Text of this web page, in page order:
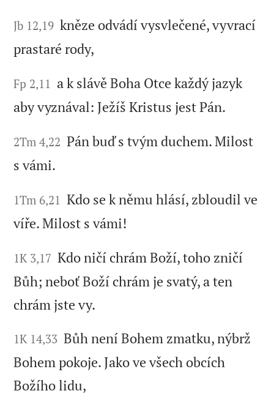
Jb 12,19 kněze odvádí vysvlečené, vyvrací
prastaré rody,
Fp 2,11 a k slávě Boha Otce každý jazyk
aby vyznával: Ježíš Kristus jest Pán.
2Tm 4,22 Pán buď s tvým duchem. Milost
s vámi.
1Tm 6,21 Kdo se k němu hlásí, zbloudil ve
víře. Milost s vámi!
1K 3,17 Kdo ničí chrám Boží, toho zničí
Bůh; neboť Boží chrám je svatý, a ten
chrám jste vy.
1K 14,33 Bůh není Bohem zmatku, nýbrž
Bohem pokoje. Jako ve všech obcích
Božího lidu,